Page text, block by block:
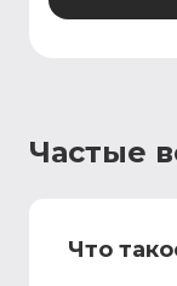
Частые
Что